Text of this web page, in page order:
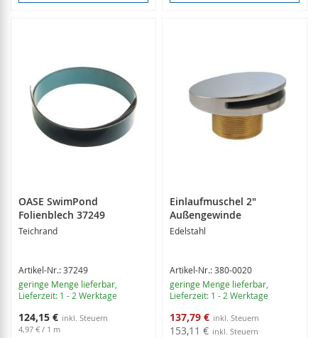
OASE SwimPond
Folienblech 37249
Teichrand
Artikel-Nr.: 37249
geringe Menge lieferbar
Lieferzeit: 1 - 2 Werktage
124,15 €
4,97 € / 1 m
Einlaufmuschel 2"
Außengewinde
Edelstahl
Artikel-Nr.: 380-0020
geringe Menge lieferbar
Lieferzeit: 1 - 2 Werktage
Sonderangebot
137,79 €
153,11 €